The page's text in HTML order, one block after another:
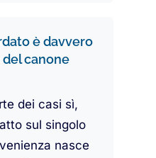
è davvero
canone
dei casi sì,
sul singolo
nasce